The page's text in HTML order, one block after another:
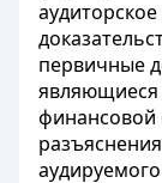
первичные
являющиеся
финансовой